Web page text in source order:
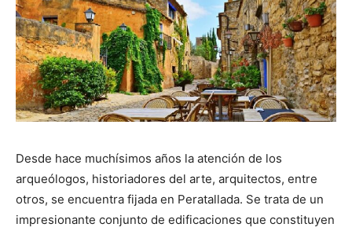
Desde hace muchísimos años la atención de los
arqueólogos, historiadores del arte, arquitectos, entre
otros, se encuentra fijada en Peratallada. Se trata de un
impresionante conjunto de edificaciones que constituyen